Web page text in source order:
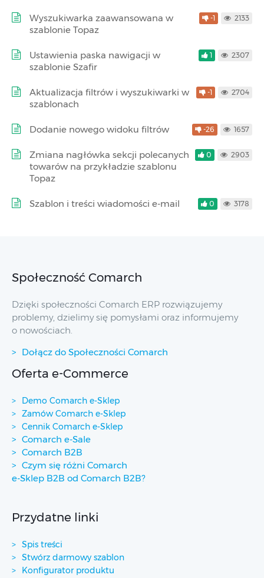
Wyszukiwarka zaawansowana w
szablonie Topaz
-1 2133
Ustawienia paska nawigacji w
szablonie Szafir
1 2307
Aktualizacja filtrów i wyszukiwarki w
szablonach
-1 2704
Dodanie nowego widoku filtrów -26 1657
Zmiana nagłówka sekcji polecanych
towarów na przykładzie szablonu
Topaz
0 2903
Szablon i treści wiadomości e-mail 0 3178
Społeczność Comarch
Dzięki społeczności Comarch ERP rozwiązujemy
problemy, dzielimy się pomysłami oraz informujemy
o nowościach.
Dołącz do Społeczności Comarch
Oferta e-Commerce
Demo Comarch e-Sklep
Zamów Comarch e-Sklep
Cennik Comarch e-Sklep
Comarch e-Sale
Comarch B2B
Czym się różni Comarch
e-Sklep B2B od Comarch B2B?
Przydatne linki
Spis treści
Stwórz darmowy szablon
Konfigurator produktu